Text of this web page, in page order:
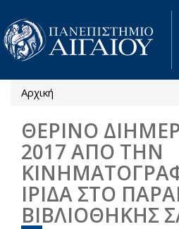
Παράκαμψη προς το κυρίως
Είστε εδώ
Αρχική
ΘΕΡΙΝΟ
2017 ΑΠΟ ΤΗΝ
ΙΡΙΔΑ ΣΤΟ
ΒΙΒΛΙΟΘΗΚΗΣ